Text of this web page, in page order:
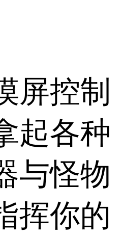
屏控制
起各种
与怪物
挥你的